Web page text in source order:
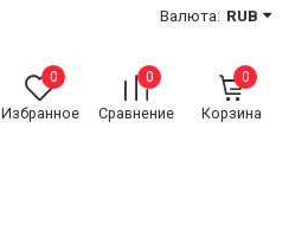
Валюта: RUB
0
Избранное
0
Сравнение
0
Корзина